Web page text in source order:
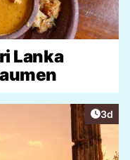
Lanka
3d